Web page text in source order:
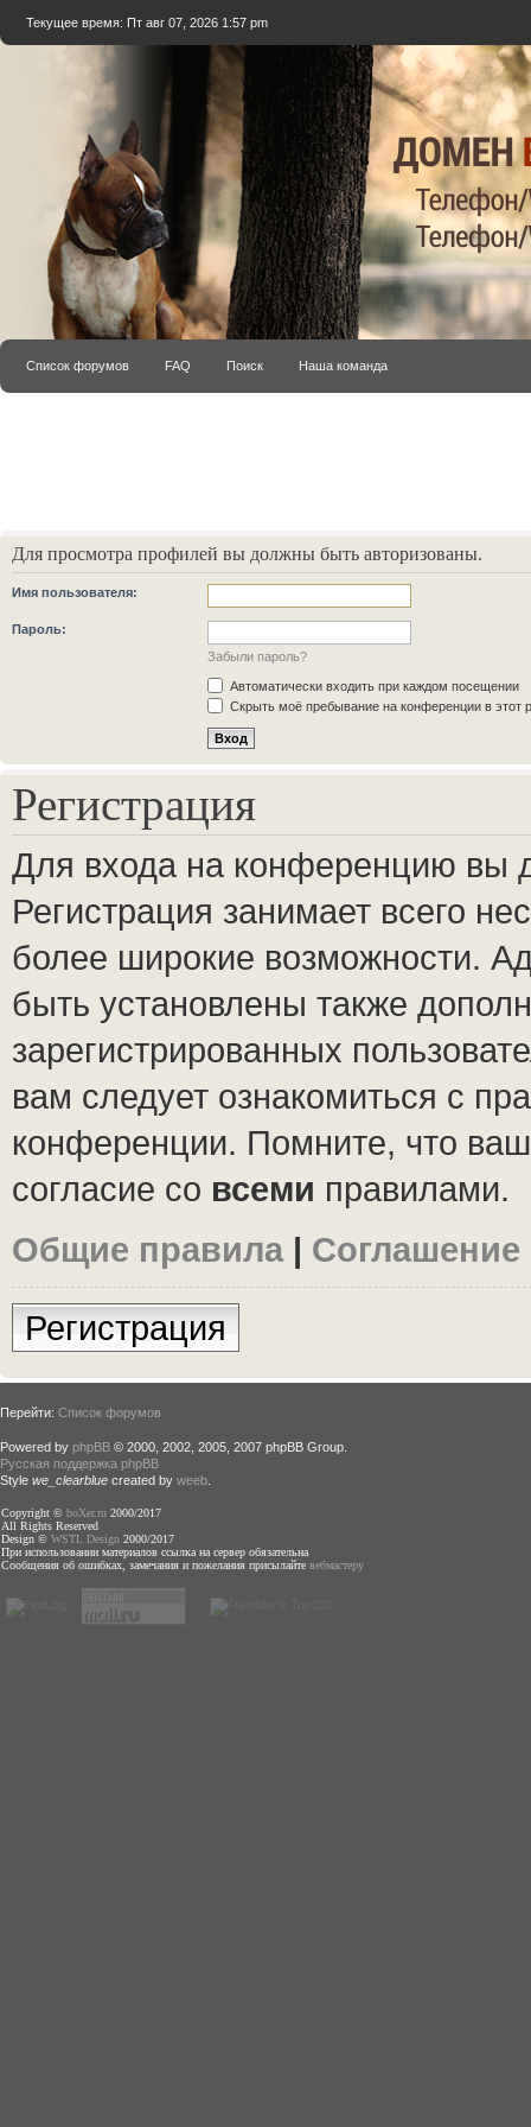
Текущее время: Пт авг 07, 2026 1:57 pm
Список форумов FAQ Поиск Наша команда
Для просмотра профилей вы должны быть авторизованы.
Имя пользователя:
Пароль:
Забыли пароль?
Автоматически входить при каждом посещении
Скрыть моё пребывание на конференции в этот
Регистрация
Для входа на конференцию вы
Регистрация занимает всего
более широкие возможности.
быть установлены также
зарегистрированных
вам следует ознакомиться с
конференции. Помните, что
согласие со всеми правилами.
Общие правила |
Регистрация
Перейти: Список форумов
Powered by phpBB © 2000, 2002, 2005, 2007 phpBB Group.
Русская поддержка phpBB
Style we_clearblue created by weeb
Copyright © boXer.ru 2000/2017
All Rights Reserved
Design © WSTL Design 2000/2017
При использовании материалов ссылка на сервер обязательна
Сообщения об ошибках, замечания и пожелания присылайте вебмастеру